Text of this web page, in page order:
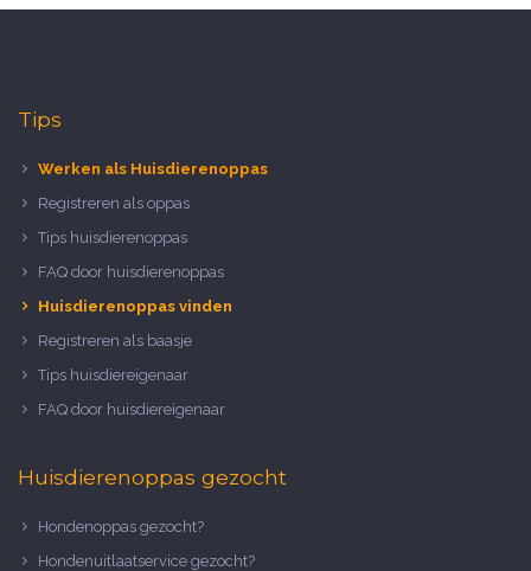
Tips
Werken als Huisdierenoppas
Registreren als oppas
Tips huisdierenoppas
FAQ door huisdierenoppas
Huisdierenoppas vinden
Registreren als baasje
Tips huisdiereigenaar
FAQ door huisdiereigenaar
Huisdierenoppas gezocht
Hondenoppas gezocht?
Hondenuitlaatservice gezocht?